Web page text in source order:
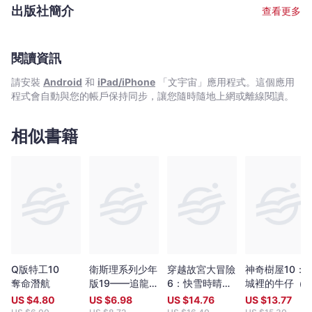
Bookniverse
啟文 從害怕寫作變成天天寫作，從一名編劇變成了小說作者。在接
小說，因為筆下一字一句都能原汁原味送到讀者面前，格外親切。
說系列廣受小讀者歡迎，長踞暢銷書榜。 繪畫﹕余遠鍠 從事多年漫
畫工作。著名作品有﹕《數碼暴龍》（改編自日本著名動畫,行銷全
好書之一）,《動夢成真》（中學電影動畫藝術教材——香港生產力
促進局製作）,《大偵探福爾摩斯》（全港最受歡迎圖畫故事系列，
出版社簡介 查看更多
閱讀資訊
請安裝 Android 和 iPad/iPhone 「文宇宙」應用程式。這個應用
程式會自動與您的帳戶保持同步，讓您隨時隨地上網或離線閱讀。
相似書籍
Q版特工10
奪命潛航
US $4.80
衛斯理系列少年
版19——追龍
（上）
US $6.98
穿越故宮大冒險
6：快雪時晴帖
神乎其技
US $14.76
神奇樹屋10：
城裡的牛仔（
版）
US $13.77